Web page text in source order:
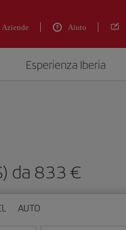
Aziende Aiuto
Esperienza Iberia
da 833 €
AUTO